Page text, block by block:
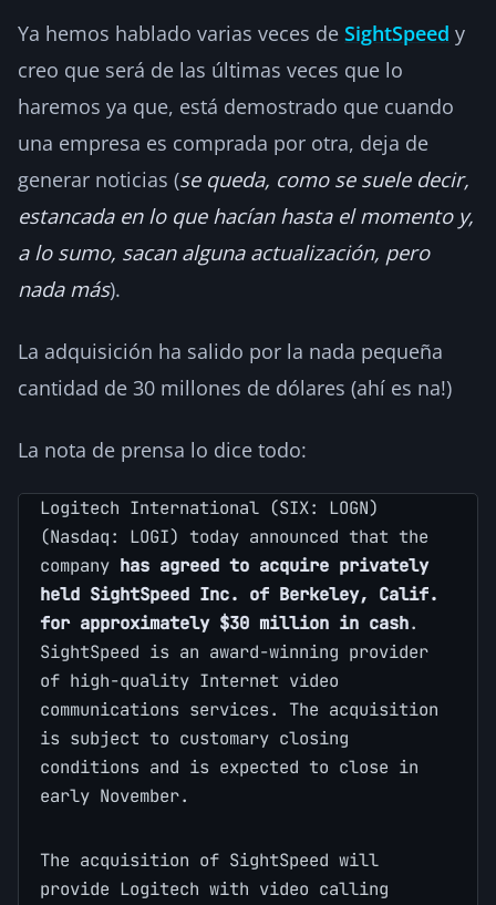
Ya hemos hablado varias veces de SightSpeed y
creo que será de las últimas veces que lo
haremos ya que, está demostrado que cuando
una empresa es comprada por otra, deja de
generar noticias (se queda, como se suele decir,
estancada en lo que hacían hasta el momento y,
a lo sumo, sacan alguna actualización, pero
nada más).
La adquisición ha salido por la nada pequeña
cantidad de 30 millones de dólares (ahí es na!)
La nota de prensa lo dice todo:
Logitech International (SIX: LOGN)
(Nasdaq: LOGI) today announced that the
company has agreed to acquire privately
held SightSpeed Inc. of Berkeley, Calif.
for approximately $30 million in cash.
SightSpeed is an award-winning provider
of high-quality Internet video
communications services. The acquisition
is subject to customary closing
conditions and is expected to close in
early November.
The acquisition of SightSpeed will
provide Logitech with video calling